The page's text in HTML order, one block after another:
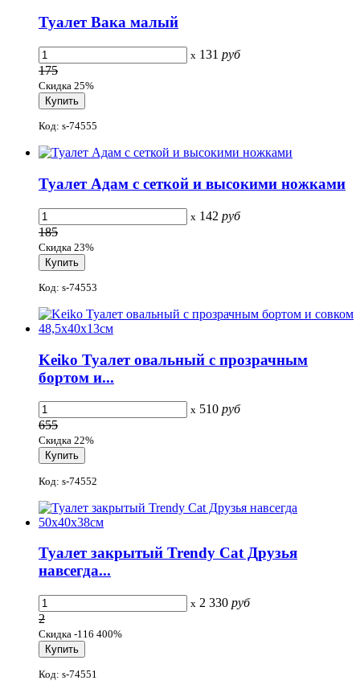
Туалет Вака малый
x 131 руб
175
Скидка 25%
Код: s-74555
Туалет Адам с сеткой и высокими ножками
x 142 руб
185
Скидка 23%
Код: s-74553
Keiko Туалет овальный с прозрачным
бортом и...
x 510 руб
655
Скидка 22%
Код: s-74552
Туалет закрытый Trеndy Cat Друзья
навсегда...
x 2 330 руб
2
Скидка -116 400%
Код: s-74551